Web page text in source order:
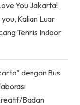
You Jakarta!
Kalian Luar
Tennis Indoor
dengan Bus
Badan